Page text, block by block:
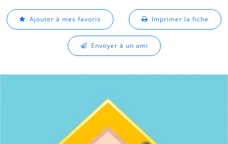
Ajouter à mes favoris Imprimer la fiche
Envoyer à un ami